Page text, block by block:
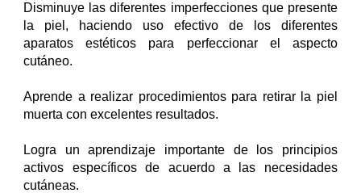
Disminuye las diferentes imperfecciones que presente
la piel, haciendo uso efectivo de los diferentes
aparatos estéticos para perfeccionar el aspecto
cutáneo.
Aprende a realizar procedimientos para retirar la piel
muerta con excelentes resultados.
Logra un aprendizaje importante de los principios
activos específicos de acuerdo a las necesidades
cutáneas.